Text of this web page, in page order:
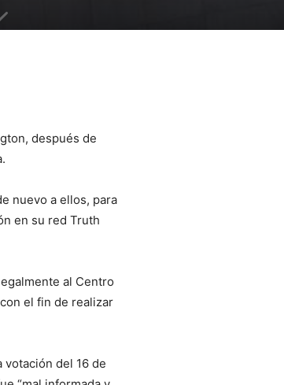
después de
nuevo a ellos, para
en su red Truth
al Centro
el fin de realizar
del 16 de